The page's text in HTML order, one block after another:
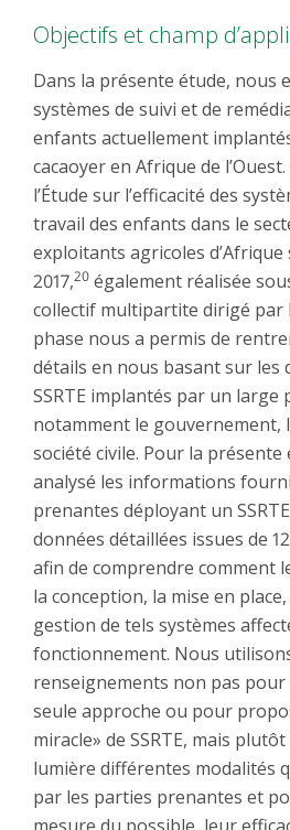
Objectifs et champ
Dans la présente étude, nous
systèmes de suivi et de
enfants actuellement
cacaoyer en Afrique de
l’Étude sur l’efficacité des
travail des enfants dans le
exploitants agricoles
2017,20 également réalisée
collectif multipartite dirigé par
phase nous a permis de
détails en nous basant sur les
SSRTE implantés par un large
notamment le gouvernement,
société civile. Pour la
analysé les informations
prenantes déployant un
données détaillées issues de
afin de comprendre comment
la conception, la mise en
gestion de tels systèmes
fonctionnement. Nous
renseignements non pas
seule approche ou pour
miracle» de SSRTE, mais
lumière différentes modalités
par les parties prenantes et